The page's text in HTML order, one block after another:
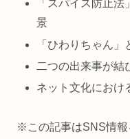
「スパイス防止
景
「ひわりちゃん
二つの出来事が結
ネット文化におけ
※この記事はSNS情報